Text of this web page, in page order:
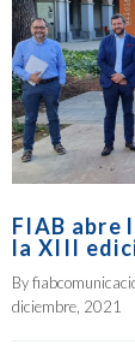
FIAB abre
la XIII
By
diciembre, 2021